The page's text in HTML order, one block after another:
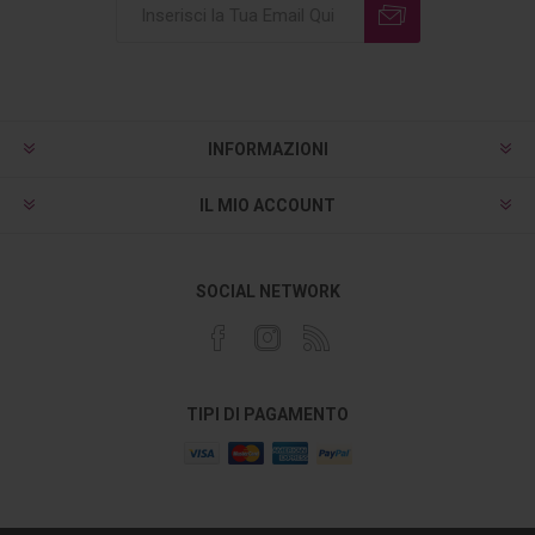
INFORMAZIONI
IL MIO ACCOUNT
SOCIAL NETWORK
TIPI DI PAGAMENTO